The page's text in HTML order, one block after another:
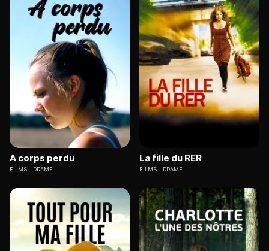
A corps perdu
FILMS DRAME
La fille du RER
FILMS DRAME